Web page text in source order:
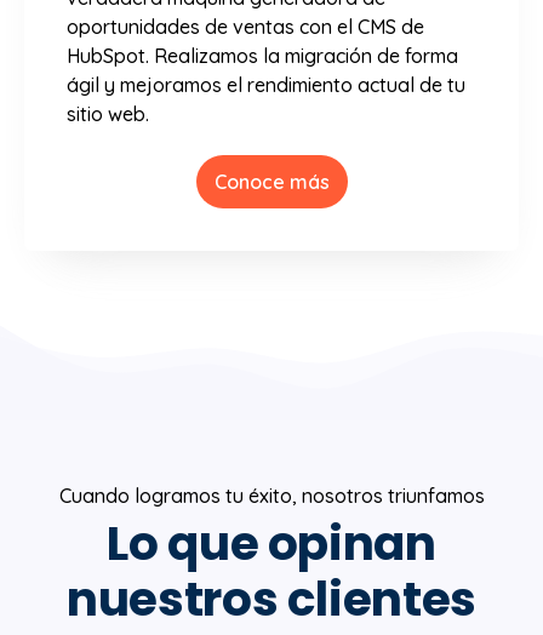
oportunidades de ventas con el CMS de
HubSpot. Realizamos la migración de forma
ágil y mejoramos el rendimiento actual de tu
sitio web.
Conoce más
Cuando logramos tu éxito, nosotros triunfamos
Lo que opinan
nuestros clientes